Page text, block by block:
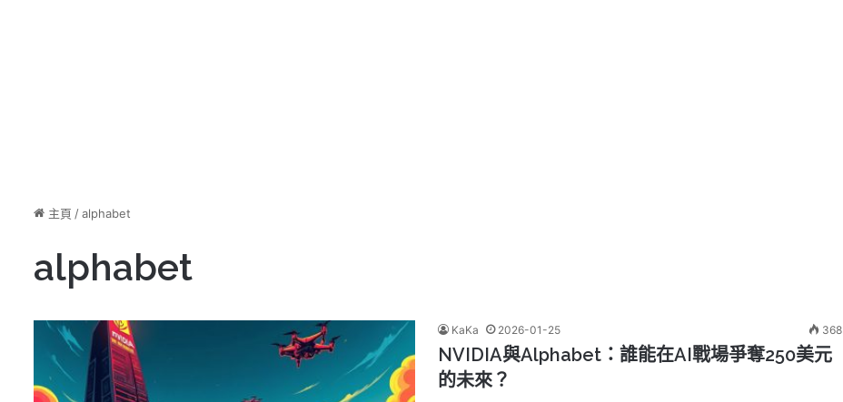
主頁 /alphabet
alphabet
KaKa 2026-01-25 368
NVIDIA與Alphabet：誰能在AI戰場爭奪250美元
的未來？